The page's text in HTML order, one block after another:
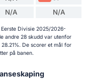
N/A N/A
Divisie 2025/2026-
andre 28 skudd var utenfor
De scorer et mål for
på banen.